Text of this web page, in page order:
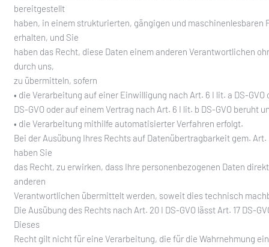
bereitgestellt
haben, in einem strukturierten, gängigen und maschinenlesbaren
erhalten, und Sie
haben das Recht, diese Daten einem anderen Verantwortlichen
durch uns,
zu übermitteln, sofern
• die Verarbeitung auf einer Einwilligung nach Art. 6 I lit. a DS-GVO
DS-GVO oder auf einem Vertrag nach Art. 6 I lit. b DS-GVO beruht
• die Verarbeitung mithilfe automatisierter Verfahren erfolgt.
Bei der Ausübung Ihres Rechts auf Datenübertragbarkeit gem. Art.
haben Sie
das Recht, zu erwirken, dass Ihre personenbezogenen Daten
anderen
Verantwortlichen übermittelt werden, soweit dies technisch
Die Ausübung des Rechts nach Art. 20 I DS-GVO lässt Art. 17 DS-
Dieses
Recht gilt nicht für eine Verarbeitung, die für die Wahrnehmung